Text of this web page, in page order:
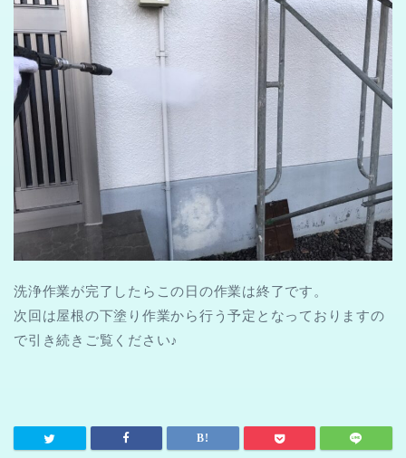
洗浄作業が完了したらこの日の作業は終了です。
次回は屋根の下塗り作業から行う予定となっておりますの
で引き続きご覧ください♪